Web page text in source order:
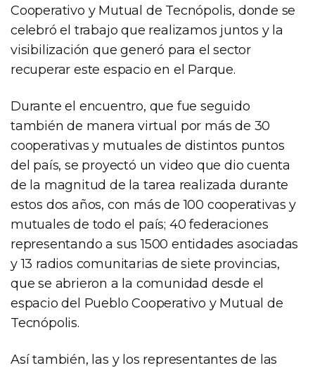
Cooperativo y Mutual de Tecnópolis, donde se
celebró el trabajo que realizamos juntos y la
visibilización que generó para el sector
recuperar este espacio en el Parque.
Durante el encuentro, que fue seguido
también de manera virtual por más de 30
cooperativas y mutuales de distintos puntos
del país, se proyectó un video que dio cuenta
de la magnitud de la tarea realizada durante
estos dos años, con más de 100 cooperativas y
mutuales de todo el país; 40 federaciones
representando a sus 1500 entidades asociadas
y 13 radios comunitarias de siete provincias,
que se abrieron a la comunidad desde el
espacio del Pueblo Cooperativo y Mutual de
Tecnópolis.
Así también, las y los representantes de las